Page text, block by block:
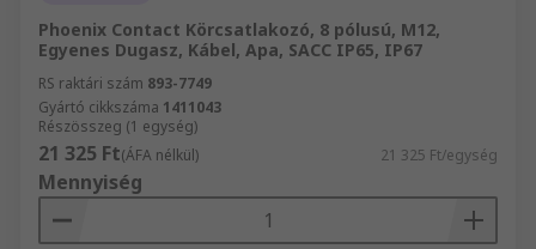
Phoenix Contact Körcsatlakozó, 8 pólusú, M12,
Egyenes Dugasz, Kábel, Apa, SACC IP65, IP67
RS raktári szám 893-7749
Gyártó cikkszáma 1411043
Részösszeg (1 egység)
21 325 Ft(ÁFA nélkül) 21 325 Ft/egység
Mennyiség